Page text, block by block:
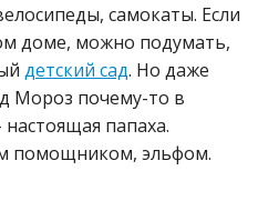
самокаты. Если
доме, можно подумать,
детский сад. Но даже
Мороз почему-то в
папаха.
помощником, эльфом.